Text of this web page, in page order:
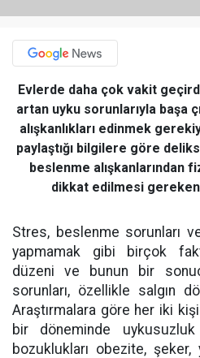
Evlerde daha çok vakit
artan uyku sorunlarıyla başa
alışkanlıkları edinmek
paylaştığı bilgilere göre
beslenme alışkanlarından
dikkat edilmesi
Stres, beslenme sorunları
yapmamak gibi birçok
düzeni ve bunun bir
sorunları, özellikle salgın
Araştırmalara göre her iki
bir döneminde
bozuklukları obezite, şeker,